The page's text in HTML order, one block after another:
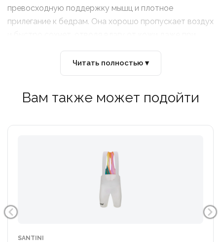
превосходную поддержку мышц и плотное
прилегание к бедрам. Она хорошо пропускает воздух
В основе комфорта лежит наша первоклассная
защитный чехол и гелевые вставки, поглощающие
Разработана для обеспечения непревзойденной
Лямки изготовлены из цельного бесшовного
материала: передняя часть плавно переходит в
заднюю, обеспечивая полную устойчивость, легкость
и отсутствие натираний.
Читать полностью ▾
Вам также может подойти
SANTINI